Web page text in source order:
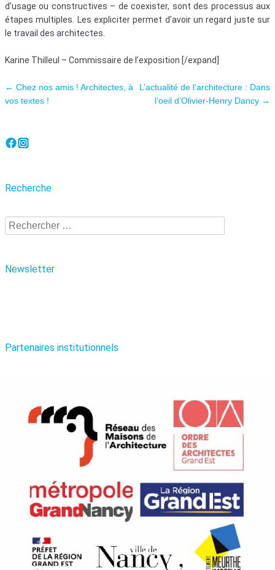
d’usage ou constructives – de coexister, sont des processus aux
étapes multiples. Les expliciter permet d’avoir un regard juste sur
le travail des architectes.
Karine Thilleul – Commissaire de l’exposition [/expand]
Navigation des articles
← Chez nos amis ! Architectes, à
vos textes !
L’actualité de l’architecture : Dans
l’oeil d’Olivier-Henry Dancy →
Recherche
Recherche
Newsletter
Partenaires institutionnels